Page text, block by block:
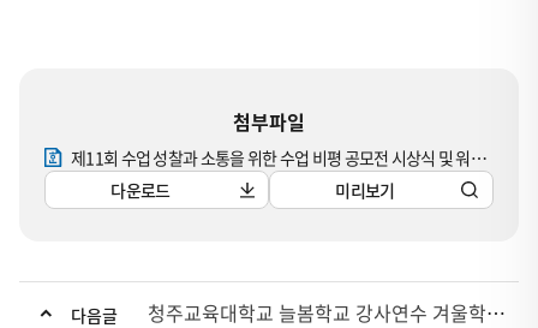
첨부파일
제11회 수업 성찰과 소통을 위한 수업 비평 공모전 시상식 및 워크숍_보도자료.hwp
다운로드
미리보기
다음글 청주교육대학교 늘봄학교 강사연수 겨울학기 4차 연수 성료